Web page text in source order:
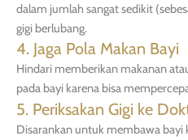
dalam jumlah sangat sedikit
gigi berlubang.
4. Jaga Pola Makan Bayi
Hindari memberikan makanan
pada bayi karena bisa
5. Periksakan Gigi ke
Disarankan untuk membawa bayi